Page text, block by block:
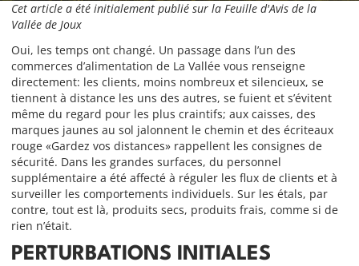
Cet article a été initialement publié sur la Feuille d'Avis de la
Vallée de Joux
Oui, les temps ont changé. Un passage dans l’un des
commerces d’alimentation de La Vallée vous renseigne
directement: les clients, moins nombreux et silencieux, se
tiennent à distance les uns des autres, se fuient et s’évitent
même du regard pour les plus craintifs; aux caisses, des
marques jaunes au sol jalonnent le chemin et des écriteaux
rouge «Gardez vos distances» rappellent les consignes de
sécurité. Dans les grandes surfaces, du personnel
supplémentaire a été affecté à réguler les flux de clients et à
surveiller les comportements individuels. Sur les étals, par
contre, tout est là, produits secs, produits frais, comme si de
rien n’était.
PERTURBATIONS INITIALES